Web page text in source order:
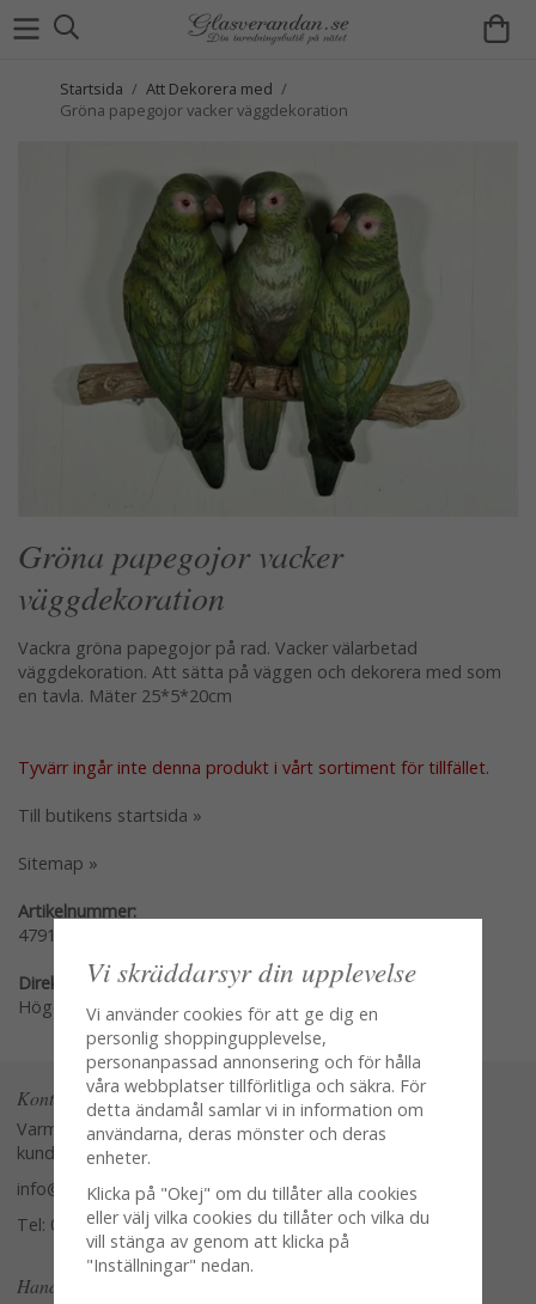
Startsida / Att Dekorera med /
Gröna papegojor vacker väggdekoration
Gröna papegojor vacker
väggdekoration
Vackra gröna papegojor på rad. Vacker välarbetad
väggdekoration. Att sätta på väggen och dekorera med som
en tavla. Mäter 25*5*20cm
Tyvärr ingår inte denna produkt i vårt sortiment för tillfället.
Till butikens startsida »
Sitemap »
Artikelnummer:
47918
Direktlänk:
Högerklicka och kopiera adressen
Kontakta oss
Varmt välkommen att kontakta vår
kundtjänst.
info@glasverandan.se
Tel: 079-3495968
Handla
Vi skräddarsyr din upplevelse
Vi använder cookies för att ge dig en
personlig shoppingupplevelse,
personanpassad annonsering och för hålla
våra webbplatser tillförlitliga och säkra. För
detta ändamål samlar vi in information om
användarna, deras mönster och deras
enheter.
Klicka på "Okej" om du tillåter alla cookies
eller välj vilka cookies du tillåter och vilka du
vill stänga av genom att klicka på
"Inställningar" nedan.